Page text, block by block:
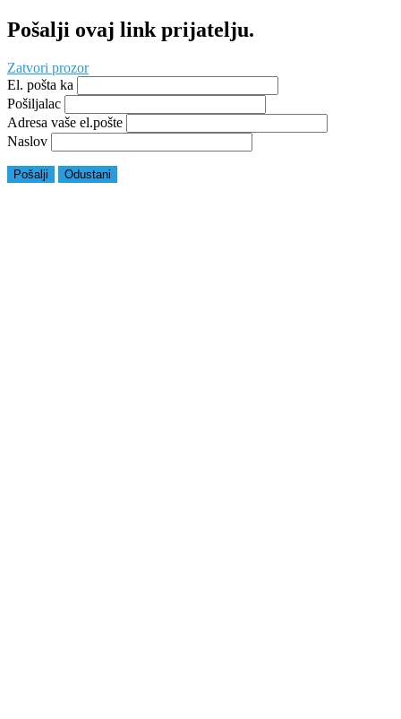
Pošalji ovaj link prijatelju.
Zatvori prozor
El. pošta ka
Pošiljalac
Adresa vaše el.pošte
Naslov
Pošalji Odustani